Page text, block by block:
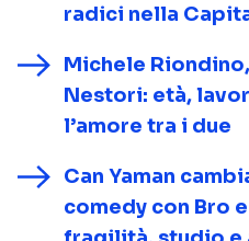
radici nella
Michele
Nestori: età,
l’amore tra i due
Can Yaman
comedy con Bro